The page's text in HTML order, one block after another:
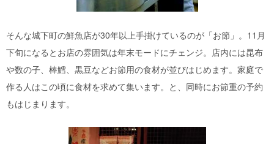
そんな城下町の鮮魚店が30年以上手掛けているのが「お節」。11月
下旬になるとお店の雰囲気は年末モードにチェンジ。店内には昆布
や数の子、棒鱈、黒豆などお節用の食材が並びはじめます。家庭で
作る人はこの頃に食材を求めて集います。と、同時にお節重の予約
もはじまります。